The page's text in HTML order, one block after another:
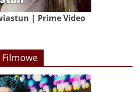
| Prime Video